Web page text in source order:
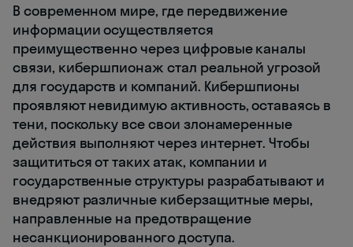
В современном мире, где передвижение
информации осуществляется
преимущественно через цифровые каналы
связи, кибершпионаж стал реальной угрозой
для государств и компаний. Кибершпионы
проявляют невидимую активность, оставаясь в
тени, поскольку все свои злонамеренные
действия выполняют через интернет. Чтобы
защититься от таких атак, компании и
государственные структуры разрабатывают и
внедряют различные киберзащитные меры,
направленные на предотвращение
несанкционированного доступа.